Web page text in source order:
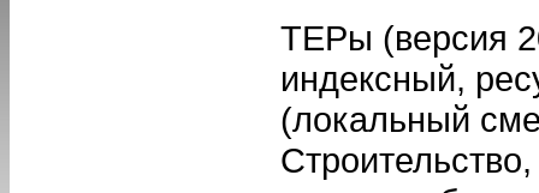
ТЕРы (версия
индексный,
(локальный